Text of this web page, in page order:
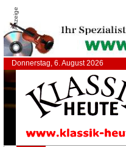
Anzeige
Donnerstag, 6. August 2026